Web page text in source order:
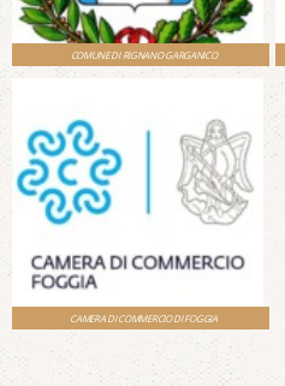
COMUNE DI RIGNANO GARGANICO
CAMERA DI COMMERCIO DI FOGGIA